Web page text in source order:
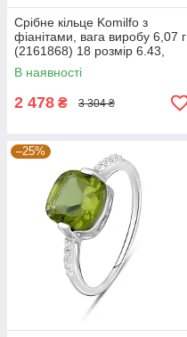
Срібне кільце Komilfo з
фіанітами, вага виробу 6,07 г
(2161868) 18 розмір 6.43,
19.5
В наявності
2 478 ₴ 3 304 ₴
–25%